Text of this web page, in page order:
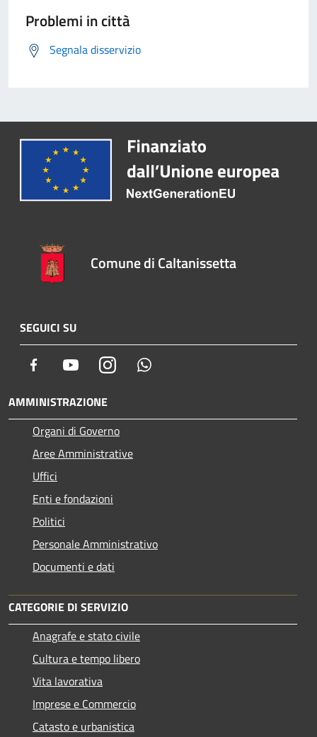
Problemi in città
Segnala disservizio
Comune di Caltanissetta
SEGUICI SU
Facebook YoutubeInstagram
AMMINISTRAZIONE
Organi di Governo
Aree Amministrative
Uffici
Enti e fondazioni
Politici
Personale Amministrativo
Documenti e dati
CATEGORIE DI SERVIZIO
Anagrafe e stato civile
Cultura e tempo libero
Vita lavorativa
Imprese e Commercio
Catasto e urbanistica